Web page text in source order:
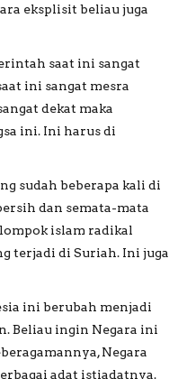
eksplisit beliau juga
saat ini sangat
ini sangat mesra
dekat maka
ini. Ini harus di
sudah beberapa kali di
dan semata-mata
islam radikal
terjadi di Suriah. Ini juga
ini berubah menjadi
Beliau ingin Negara ini
Negara
adat istiadatnya.